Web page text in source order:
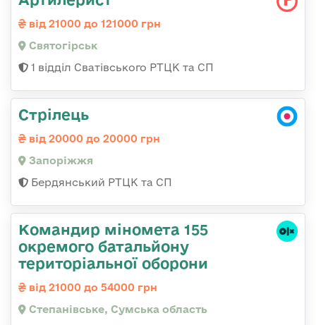
від 21000 до 121000 грн
Святогірськ
1 відділ Сватівського РТЦК та СП
Стрілець
від 20000 до 20000 грн
Запоріжжя
Бердянський РТЦК та СП
Командир міномета 155
окремого батальйону
територіальної оборони
від 21000 до 54000 грн
Степанівське, Сумська область